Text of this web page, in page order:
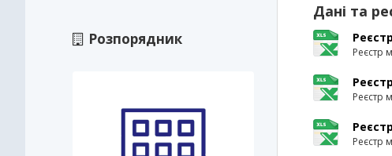
Розпорядник
Дані та
Реєстр
Реєстр
Реєстр